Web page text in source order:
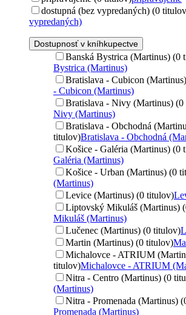
dostupná (bez vypredaných) (0
vypredaných)
Dostupnosť v kníhkupectve
Banská Bystrica (Martinus) (0
Bystrica (Martinus)
Bratislava - Cubicon
- Cubicon (Martinus)
Bratislava - Nivy (Martinus)
Nivy (Martinus)
Bratislava - Obchodná
titulov)Bratislava - Obchodná
Košice - Galéria (Martinus) (0
Galéria (Martinus)
Košice - Urban (Martinus) (0
(Martinus)
Levice (Martinus) (0 titulov)
Liptovský Mikuláš (Martinus)
Mikuláš (Martinus)
Lučenec (Martinus) (0 titulov)
Martin (Martinus) (0 titulov)
Michalovce - ATRIUM
titulov)Michalovce - ATRIUM
Nitra - Centro (Martinus) (0
(Martinus)
Nitra - Promenada (Martinus)
Promenada (Martinus)